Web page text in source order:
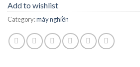
Add to wishlist
Category:máy nghiền